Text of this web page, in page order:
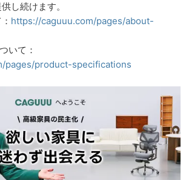
し続けます。
https://caguuu.com/pages/about-
いて：
pages/product-specifications